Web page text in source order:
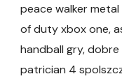
peace walker
of duty xbox one,
handball gry,
patrician 4